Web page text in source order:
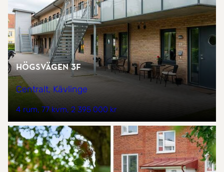
Högsvägen 3F
Centralt, Kävlinge
4 rum 77 kvm 2 395 000 kr